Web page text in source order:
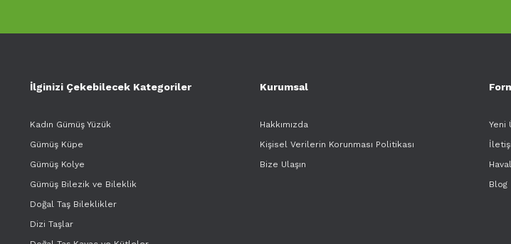
İlginizi Çekebilecek Kategoriler
Kadın Gümüş Yüzük
Gümüş Küpe
Gümüş Kolye
Gümüş Bilezik ve Bileklik
Doğal Taş Bileklikler
Dizi Taşlar
Kurumsal
Hakkımızda
Kişisel Verilerin Korunması Politikası
Bize Ulaşın
Yeni
Blog